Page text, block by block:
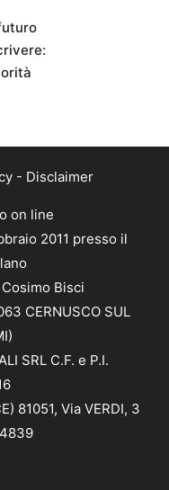
- Disclaimer
on line
2011 presso il
Bisci
CERNUSCO SUL
SRL C.F. e P.I.
81051, Via VERDI, 3